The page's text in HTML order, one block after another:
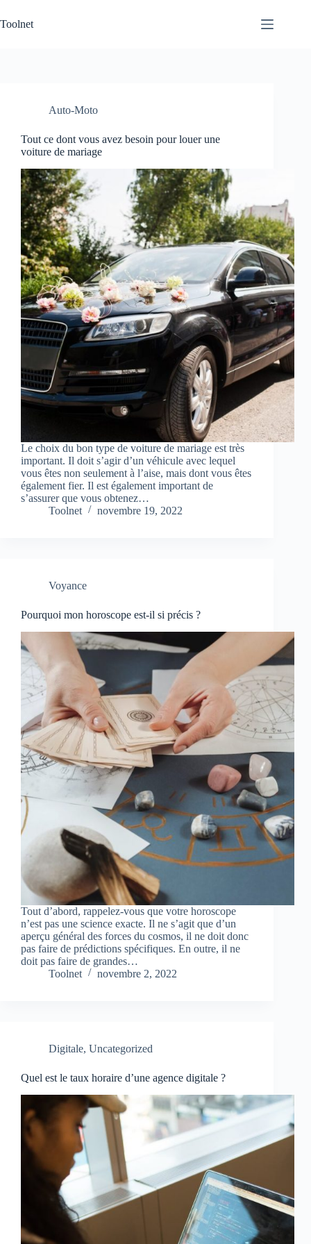
au
contenu
Toolnet
Auto-Moto
Tout ce dont vous avez besoin pour louer une
voiture de mariage
Le choix du bon type de voiture de mariage est très
important. Il doit s’agir d’un véhicule avec lequel
vous êtes non seulement à l’aise, mais dont vous êtes
également fier. Il est également important de
s’assurer que vous obtenez…
Toolnet
novembre 19, 2022
Voyance
Pourquoi mon horoscope est-il si précis ?
Tout d’abord, rappelez-vous que votre horoscope
n’est pas une science exacte. Il ne s’agit que d’un
aperçu général des forces du cosmos, il ne doit donc
pas faire de prédictions spécifiques. En outre, il ne
doit pas faire de grandes…
Toolnet
novembre 2, 2022
Digitale, Uncategorized
Quel est le taux horaire d’une agence digitale ?